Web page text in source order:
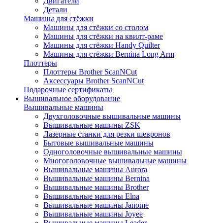
Детали
Машины для стёжки
Машины для стёжки со столом
Машины для стёжки на квилт-раме
Машины для стёжки Handy Quilter
Машины для стёжки Bernina Long Arm
Плоттеры
Плоттеры Brother ScanNCut
Аксессуары Brother ScanNCut
Подарочные сертификаты
Вышивальное оборудование
Вышивальные машины
Двухголовочные вышивальные машины
Вышивальные машины ZSK
Лазерные станки для резки шевронов
Бытовые вышивальные машины
Одноголовочные вышивальные машины
Многоголовочные вышивальные машины
Вышивальные машины Aurora
Вышивальные машины Bernina
Вышивальные машины Brother
Вышивальные машины Elna
Вышивальные машины Janome
Вышивальные машины Joyee